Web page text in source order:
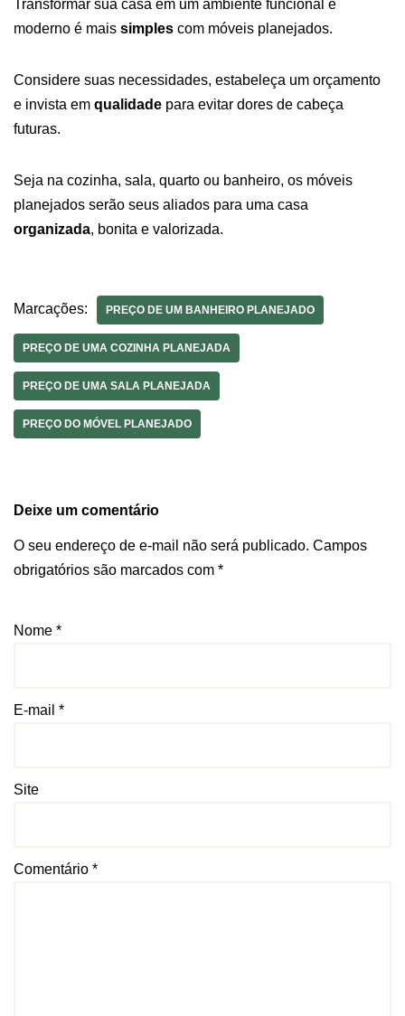
Transformar sua casa em um ambiente funcional e
moderno é mais simples com móveis planejados.
Considere suas necessidades, estabeleça um orçamento
e invista em qualidade para evitar dores de cabeça
futuras.
Seja na cozinha, sala, quarto ou banheiro, os móveis
planejados serão seus aliados para uma casa
organizada, bonita e valorizada.
Marcações: PREÇO DE UM BANHEIRO PLANEJADO
PREÇO DE UMA COZINHA PLANEJADA
PREÇO DE UMA SALA PLANEJADA
PREÇO DO MÓVEL PLANEJADO
Deixe um comentário
O seu endereço de e-mail não será publicado. Campos
obrigatórios são marcados com *
Nome *
E-mail *
Site
Comentário *